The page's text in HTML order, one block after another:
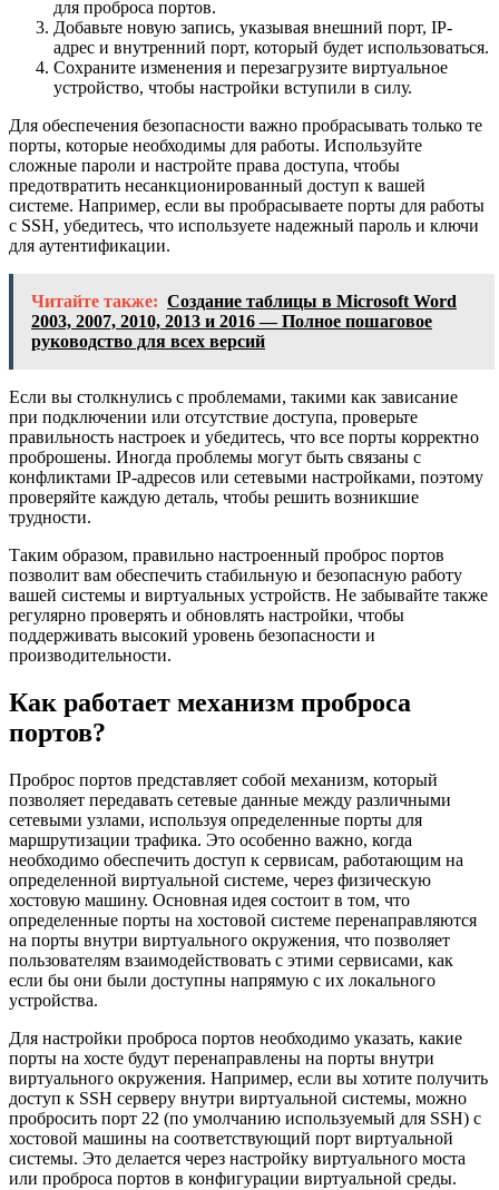
для проброса портов.
Добавьте новую запись, указывая внешний порт, IP-
адрес и внутренний порт, который будет использоваться.
Сохраните изменения и перезагрузите виртуальное
устройство, чтобы настройки вступили в силу.
Для обеспечения безопасности важно пробрасывать только те
порты, которые необходимы для работы. Используйте
сложные пароли и настройте права доступа, чтобы
предотвратить несанкционированный доступ к вашей
системе. Например, если вы пробрасываете порты для работы
с SSH, убедитесь, что используете надежный пароль и ключи
для аутентификации.
Читайте также: Создание таблицы в Microsoft Word
2003, 2007, 2010, 2013 и 2016 — Полное пошаговое
руководство для всех версий
Если вы столкнулись с проблемами, такими как зависание
при подключении или отсутствие доступа, проверьте
правильность настроек и убедитесь, что все порты корректно
проброшены. Иногда проблемы могут быть связаны с
конфликтами IP-адресов или сетевыми настройками, поэтому
проверяйте каждую деталь, чтобы решить возникшие
трудности.
Таким образом, правильно настроенный проброс портов
позволит вам обеспечить стабильную и безопасную работу
вашей системы и виртуальных устройств. Не забывайте также
регулярно проверять и обновлять настройки, чтобы
поддерживать высокий уровень безопасности и
производительности.
Как работает механизм проброса
портов?
Проброс портов представляет собой механизм, который
позволяет передавать сетевые данные между различными
сетевыми узлами, используя определенные порты для
маршрутизации трафика. Это особенно важно, когда
необходимо обеспечить доступ к сервисам, работающим на
определенной виртуальной системе, через физическую
хостовую машину. Основная идея состоит в том, что
определенные порты на хостовой системе перенаправляются
на порты внутри виртуального окружения, что позволяет
пользователям взаимодействовать с этими сервисами, как
если бы они были доступны напрямую с их локального
устройства.
Для настройки проброса портов необходимо указать, какие
порты на хосте будут перенаправлены на порты внутри
виртуального окружения. Например, если вы хотите получить
доступ к SSH серверу внутри виртуальной системы, можно
пробросить порт 22 (по умолчанию используемый для SSH) с
хостовой машины на соответствующий порт виртуальной
системы. Это делается через настройку виртуального моста
или проброса портов в конфигурации виртуальной среды.